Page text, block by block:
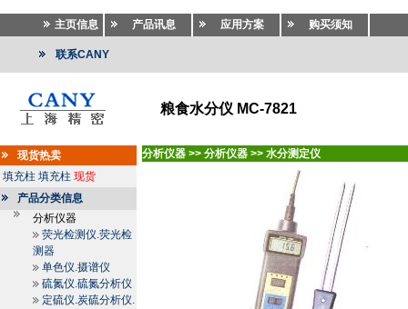
主页信息 产品讯息 应用方案 购买须知
联系CANY
粮食水分仪 MC-7821
现货热卖
填充柱 填充柱 现货
产品分类信息
分析仪器
荧光检测仪.荧光检
测器
单色仪.摄谱仪
硫氮仪.硫氮分析仪
定硫仪.炭硫分析仪.
分析仪器 >> 分析仪器 >> 水分测定仪